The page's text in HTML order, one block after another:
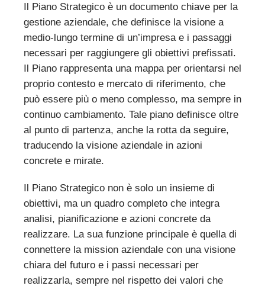
Il Piano Strategico è un documento chiave per la
gestione aziendale, che definisce la visione a
medio-lungo termine di un’impresa e i passaggi
necessari per raggiungere gli obiettivi prefissati.
Il Piano rappresenta una mappa per orientarsi nel
proprio contesto e mercato di riferimento, che
può essere più o meno complesso, ma sempre in
continuo cambiamento. Tale piano definisce oltre
al punto di partenza, anche la rotta da seguire,
traducendo la visione aziendale in azioni
concrete e mirate.
Il Piano Strategico non è solo un insieme di
obiettivi, ma un quadro completo che integra
analisi, pianificazione e azioni concrete da
realizzare. La sua funzione principale è quella di
connettere la mission aziendale con una visione
chiara del futuro e i passi necessari per
realizzarla, sempre nel rispetto dei valori che